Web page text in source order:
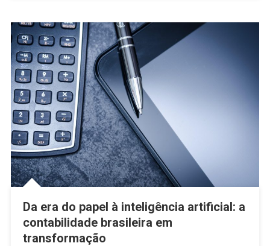
Da era do papel à inteligência artificial: a
contabilidade brasileira em
transformação